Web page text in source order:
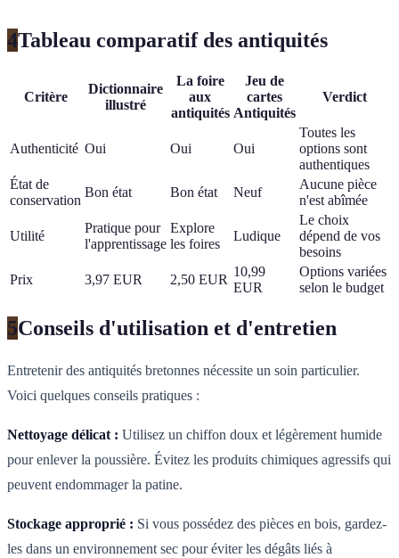
4Tableau comparatif des antiquités
Critère
Dictionnaire
illustré
La foire
aux
antiquités
Jeu de
cartes
Antiquités
Verdict
Authenticité Oui Oui Oui
Toutes les
options sont
authentiques
État de
conservation
Bon état Bon état Neuf
Aucune pièce
n'est abîmée
Utilité
Pratique pour
l'apprentissage
Explore
les foires
Ludique
Le choix
dépend de vos
besoins
Prix
3,97 EUR 2,50 EUR
10,99
EUR
Options variées
selon le budget
5Conseils d'utilisation et d'entretien
Entretenir des antiquités bretonnes nécessite un soin particulier.
Voici quelques conseils pratiques :
Nettoyage délicat : Utilisez un chiffon doux et légèrement humide
pour enlever la poussière. Évitez les produits chimiques agressifs qui
peuvent endommager la patine.
Stockage approprié : Si vous possédez des pièces en bois, gardez-
les dans un environnement sec pour éviter les dégâts liés à